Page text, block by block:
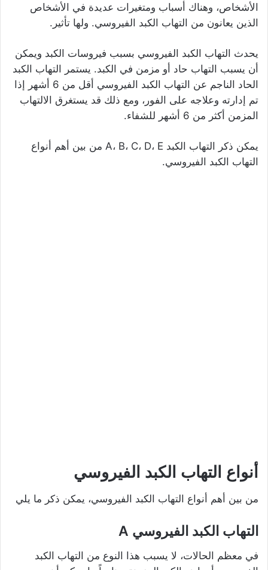
الأشخاص، وهناك أسباب ومتغيرات عديدة في الأشخاص
الذين يعانون من التهاب الكبد الفيروسي. ولها تأثير.
يحدث التهاب الكبد الفيروسي بسبب فيروسات الكبد ويمكن
أن يسبب التهاب حاد أو مزمن في الكبد. يستمر التهاب الكبد
الحاد الناجم عن التهاب الكبد الفيروسي أقل من 6 أشهر إذا
تم إدارته وعلاجه على الفور، ومع ذلك قد يستغرق الالتهاب
المزمن أكثر من 6 أشهر للشفاء.
يمكن ذكر التهاب الكبد A، B، C، D، E من بين أهم أنواع
التهاب الكبد الفيروسي.
أنواع التهاب الكبد الفيروسي
من بين أهم أنواع التهاب الكبد الفيروسي، يمكن ذكر ما يلي
التهاب الكبد الفيروسي A
في معظم الحالات، لا يسبب هذا النوع من التهاب الكبد